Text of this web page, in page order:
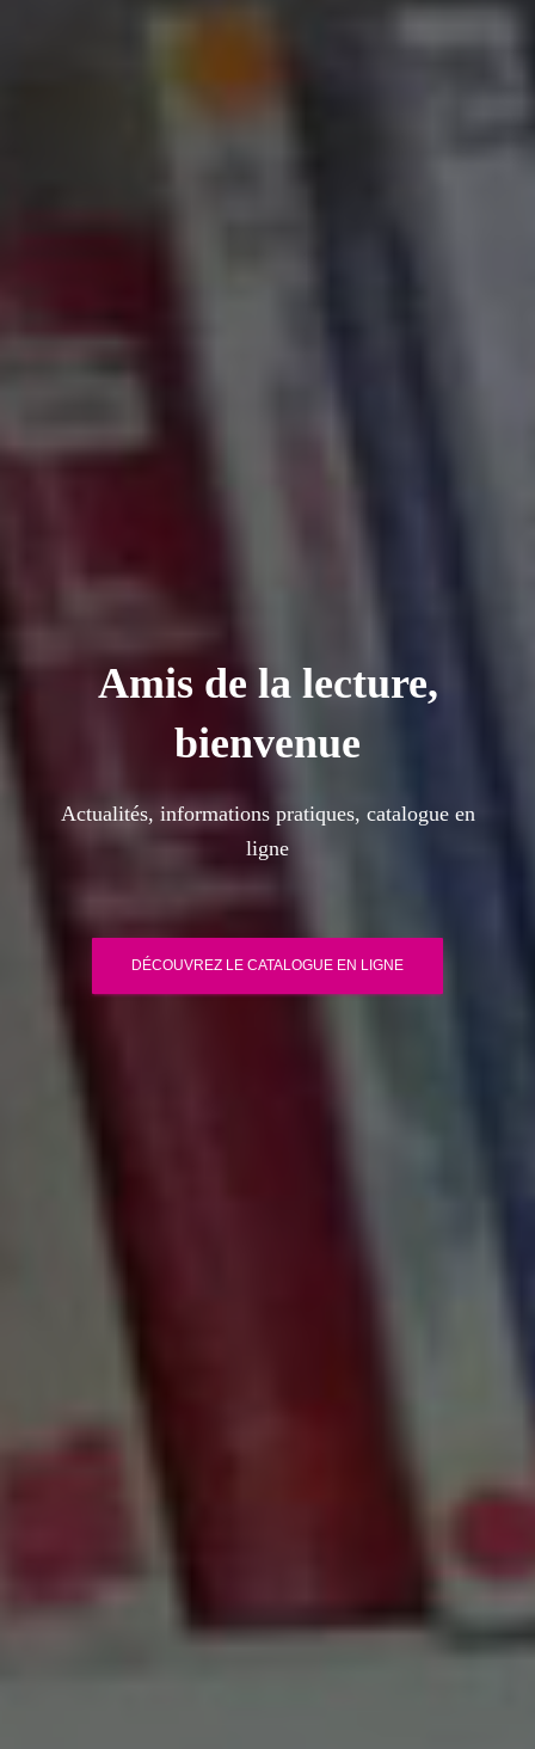
Amis de la lecture,
bienvenue
Actualités, informations pratiques, catalogue en
ligne
DÉCOUVREZ LE CATALOGUE EN LIGNE